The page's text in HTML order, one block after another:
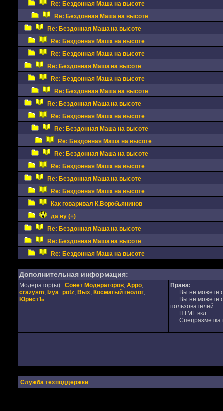
Re: Бездонная Маша на высоте
Re: Бездонная Маша на высоте
Re: Бездонная Маша на высоте
Re: Бездонная Маша на высоте
Re: Бездонная Маша на высоте
Re: Бездонная Маша на высоте
Re: Бездонная Маша на высоте
Re: Бездонная Маша на высоте
Re: Бездонная Маша на высоте
Re: Бездонная Маша на высоте
Re: Бездонная Маша на высоте
Re: Бездонная Маша на высоте
Re: Бездонная Маша на высоте
Re: Бездонная Маша на высоте
Re: Бездонная Маша на высоте
Re: Бездонная Маша на высоте
Как говаривал К.Воробьянинов
да ну (+)
Re: Бездонная Маша на высоте
Re: Бездонная Маша на высоте
Re: Бездонная Маша на высоте
Дополнительная информация:
Модератор(ы): Совет Модераторов, Appo,
crazysm, Izya_potz, Вых, Косматый геолог,
ЮристЪ
Права:
Вы не можете
Вы не можете
пользователей
HTML вкл.
Спецразметка
Служба техподдержки